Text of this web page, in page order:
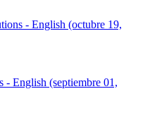
- English (octubre 19,
- English (septiembre 01,